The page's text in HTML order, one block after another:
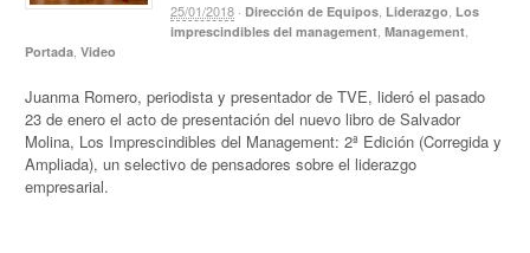
25/01/2018 · Dirección de Equipos, Liderazgo, Los
imprescindibles del management,Management,
Portada,Video
Juanma Romero, periodista y presentador de TVE, lideró el pasado
23 de enero el acto de presentación del nuevo libro de Salvador
Molina, Los Imprescindibles del Management: 2ª Edición (Corregida y
Ampliada), un selectivo de pensadores sobre el liderazgo
empresarial.